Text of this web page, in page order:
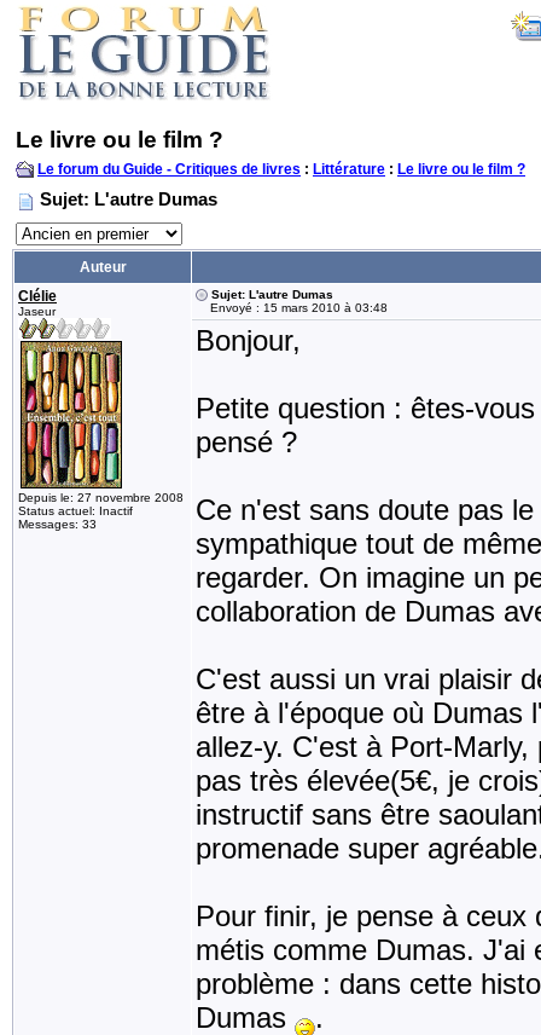
Le livre ou le film ?
Le forum du Guide - Critiques de livres : Littérature : Le livre ou le film ?
Sujet: L'autre Dumas
Auteur
Clélie
Jaseur
Depuis le: 27 novembre 2008
Status actuel: Inactif
Messages: 33
Sujet: L'autre Dumas
Envoyé : 15 mars 2010 à 03:48
Bonjour,
Petite question : êtes-
pensé ?
Ce n'est sans doute pas
sympathique tout de
regarder. On imagine un
collaboration de Dumas
C'est aussi un vrai plaisir
être à l'époque où Dumas
allez-y. C'est à Port-
pas très élevée(5€, je
instructif sans être
promenade super
Pour finir, je pense à
métis comme Dumas. J'ai
problème : dans cette
Dumas
.